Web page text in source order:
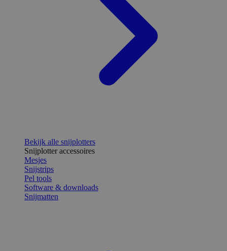
Bekijk alle snijplotters
Snijplotter accessoires
Mesjes
Snijstrips
Pel tools
Software & downloads
Snijmatten